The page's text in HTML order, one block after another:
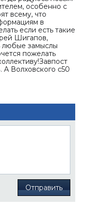
особенно с
всему, что
в
если есть такие
Шигапов,
любые замыслы
пожелать
А Волховского с50
Отправить